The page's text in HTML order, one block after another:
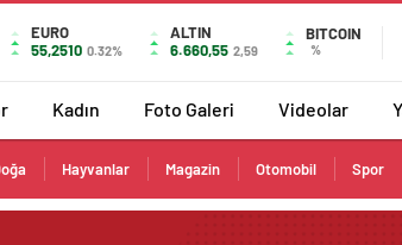
EURO
55,2510 0.32%
ALTIN
6.660,55 2,59
BITCOIN
%
Kadın Foto Galeri Videolar
Hayvanlar Magazin Otomobil Spor